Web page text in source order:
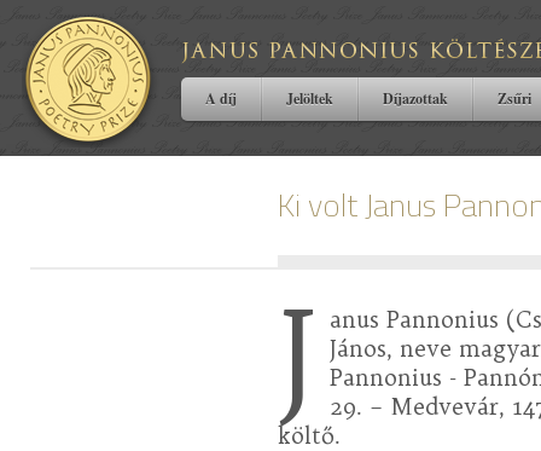
A díj Jelöltek Díjazottak Zsűri
Ki volt Janus
J
anus Pannonius
János, neve
Pannonius -
29. – Medvevár,
költő.